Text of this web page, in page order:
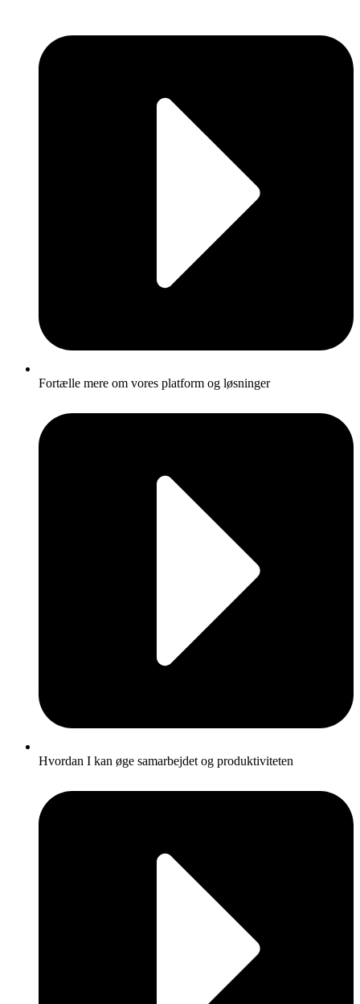
Fortælle mere om vores platform og løsninger
Hvordan I kan øge samarbejdet og produktiviteten